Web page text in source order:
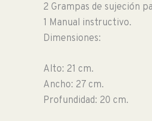
2 Grampas de sujeción
1 Manual instructivo.
Dimensiones:
Alto: 21 cm.
Ancho: 27 cm.
Profundidad: 20 cm.